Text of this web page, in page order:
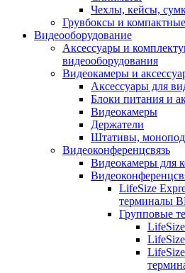
Чехлы, кейсы,
Грувбоксы и
Видеооборудование
Аксессуары и
видеооборудования
Видеокамеры и
Аксессуары для
Блоки питания и
Видеокамеры
Держатели
Штативы,
Видеоконференцсвязь
Видеокамеры для
LifeSize
терминалы
Групповые